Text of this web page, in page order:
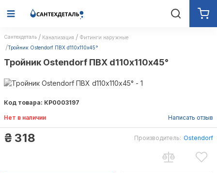
Сантехдеталь Канализация
Фитинги наружные
Тройник Ostendorf ПВХ d110х110x45°
Тройник Ostendorf ПВХ d110х110x45°
Код товара: КР0003197
Нет в наличии Написать отзыв
₴ 318 Производитель: Ostendorf